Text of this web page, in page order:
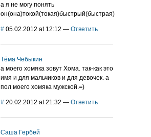
а я не могу понять
он(она)токой(токая)быстрый(быстрая)
# 05.02.2012 at 12:12 — Ответить
Тёма Чебыкин
а моего хомяка зовут Хома. так-как это
имя и для мальчиков и для девочек. а
пол моего хомяка мужской.=)
# 20.02.2012 at 21:32 — Ответить
Саша Гербей